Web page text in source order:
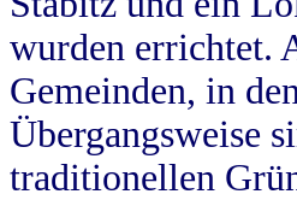
wurden errichtet.
Gemeinden, in
Übergangsweise
traditionellen